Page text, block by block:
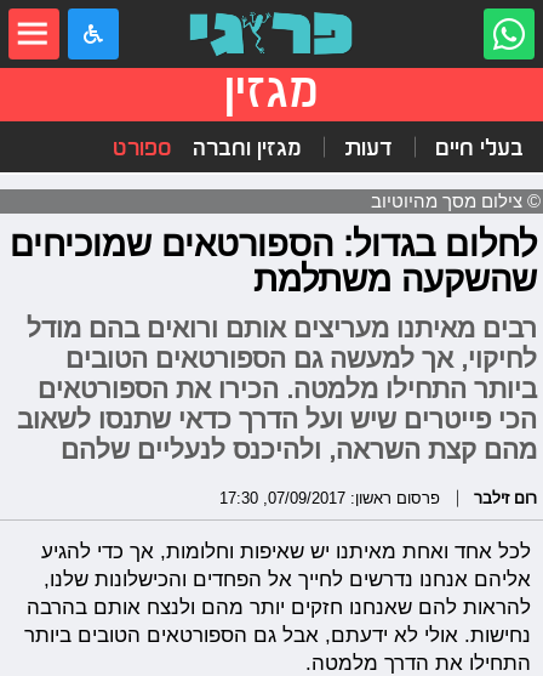
מגזין
בעלי חיים דעות מגזין וחברה ספורט
© צילום מסך מהיוטיוב
לחלום בגדול: הספורטאים שמוכיחים
שהשקעה משתלמת
רבים מאיתנו מעריצים אותם ורואים בהם מודל
לחיקוי, אך למעשה גם הספורטאים הטובים
ביותר התחילו מלמטה. הכירו את הספורטאים
הכי פייטרים שיש ועל הדרך כדאי שתנסו לשאוב
מהם קצת השראה, ולהיכנס לנעליים שלהם
רום זילבר פרסום ראשון: 07/09/2017, 17:30
לכל אחד ואחת מאיתנו יש שאיפות וחלומות, אך כדי להגיע
אליהם אנחנו נדרשים לחייך אל הפחדים והכישלונות שלנו,
להראות להם שאנחנו חזקים יותר מהם ולנצח אותם בהרבה
נחישות. אולי לא ידעתם, אבל גם הספורטאים הטובים ביותר
התחילו את הדרך מלמטה.